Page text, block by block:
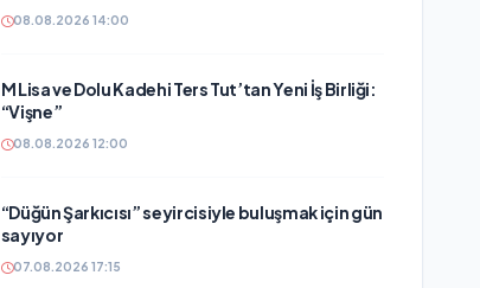
08.08.2026 14:00
M Lisa ve Dolu Kadehi Ters Tut’tan Yeni İş Birliği:
“Vişne”
08.08.2026 12:00
“Düğün Şarkıcısı” seyircisiyle buluşmak için gün
sayıyor
07.08.2026 17:15